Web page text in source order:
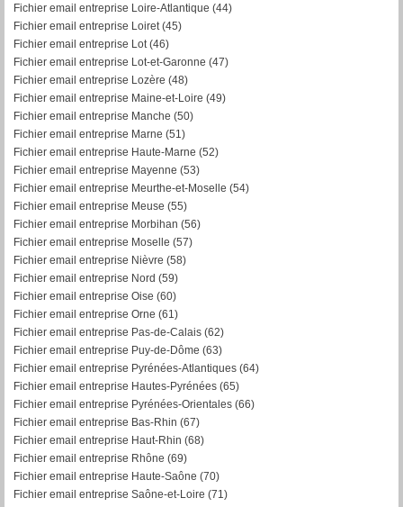
Fichier email entreprise Loire-Atlantique (44)
Fichier email entreprise Loiret (45)
Fichier email entreprise Lot (46)
Fichier email entreprise Lot-et-Garonne (47)
Fichier email entreprise Lozère (48)
Fichier email entreprise Maine-et-Loire (49)
Fichier email entreprise Manche (50)
Fichier email entreprise Marne (51)
Fichier email entreprise Haute-Marne (52)
Fichier email entreprise Mayenne (53)
Fichier email entreprise Meurthe-et-Moselle (54)
Fichier email entreprise Meuse (55)
Fichier email entreprise Morbihan (56)
Fichier email entreprise Moselle (57)
Fichier email entreprise Nièvre (58)
Fichier email entreprise Nord (59)
Fichier email entreprise Oise (60)
Fichier email entreprise Orne (61)
Fichier email entreprise Pas-de-Calais (62)
Fichier email entreprise Puy-de-Dôme (63)
Fichier email entreprise Pyrénées-Atlantiques (64)
Fichier email entreprise Hautes-Pyrénées (65)
Fichier email entreprise Pyrénées-Orientales (66)
Fichier email entreprise Bas-Rhin (67)
Fichier email entreprise Haut-Rhin (68)
Fichier email entreprise Rhône (69)
Fichier email entreprise Haute-Saône (70)
Fichier email entreprise Saône-et-Loire (71)